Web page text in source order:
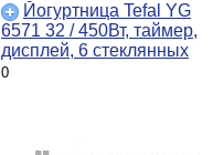
Йогуртница Tefal YG
6571 32 / 450Вт, таймер,
дисплей, 6 стеклянных
баночек по 150мл,
0